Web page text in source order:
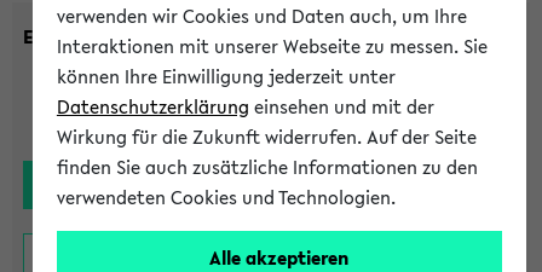
Einrichtung:
verwenden wir Cookies und Daten auch, um Ihre
Interaktionen mit unserer Webseite zu messen. Sie
können Ihre Einwilligung jederzeit unter
Datenschutzerklärung einsehen und mit der
Wirkung für die Zukunft widerrufen. Auf der Seite
finden Sie auch zusätzliche Informationen zu den
verwendeten Cookies und Technologien.
Alle akzeptieren